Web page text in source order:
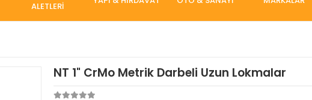
ALETLERİ
NT 1" CrMo Metrik Darbeli Uzun Lokmalar